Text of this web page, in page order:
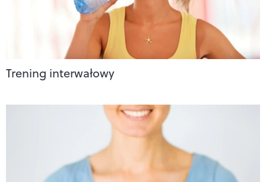
Trening interwałowy